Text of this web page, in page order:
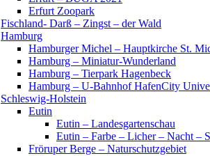
Erfurt Zoopark
Fischland- Darß – Zingst – der Wald
Hamburg
Hamburger Michel – Hauptkirche St.
Hamburg – Miniatur-Wunderland
Hamburg – Tierpark Hagenbeck
Hamburg – U-Bahnhof HafenCity
Schleswig-Holstein
Eutin
Eutin – Landesgartenschau
Eutin – Farbe – Licher – Nacht –
Fröruper Berge – Naturschutzgebiet